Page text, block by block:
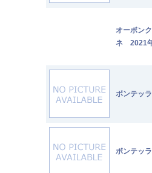
オーボン
ネ 2021
ボンテッ
ボンテッ